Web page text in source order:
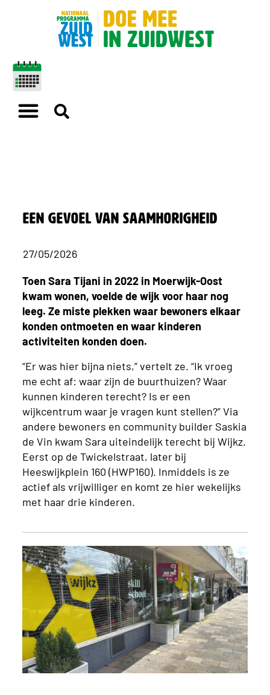
Een gevoel van saamhorigheid
27/05/2026
Toen Sara Tijani in 2022 in Moerwijk-Oost
kwam wonen, voelde de wijk voor haar nog
leeg. Ze miste plekken waar bewoners elkaar
konden ontmoeten en waar kinderen
activiteiten konden doen.
“Er was hier bijna niets,” vertelt ze. “Ik vroeg
me echt af: waar zijn de buurthuizen? Waar
kunnen kinderen terecht? Is er een
wijkcentrum waar je vragen kunt stellen?” Via
andere bewoners en community builder Saskia
de Vin kwam Sara uiteindelijk terecht bij Wijkz.
Eerst op de Twickelstraat, later bij
Heeswijkplein 160 (HWP160). Inmiddels is ze
actief als vrijwilliger en komt ze hier wekelijks
met haar drie kinderen.